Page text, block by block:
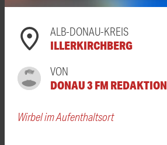
ALB-DONAU-KREIS
ILLERKIRCHBERG
VON
DONAU 3 FM REDAKTION
Wirbel im Aufenthaltsort